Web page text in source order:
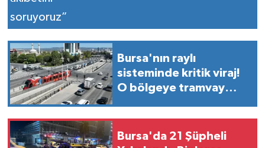
Bursa'nın raylı
sisteminde kritik viraj!
O bölgeye tramvay
Bursa'da 21 Şüpheli